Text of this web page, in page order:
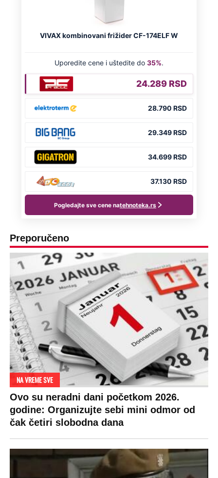
Preporučeno
NA VREME SVE
Ovo su neradni dani početkom 2026.
godine: Organizujte sebi mini odmor od
čak četiri slobodna dana